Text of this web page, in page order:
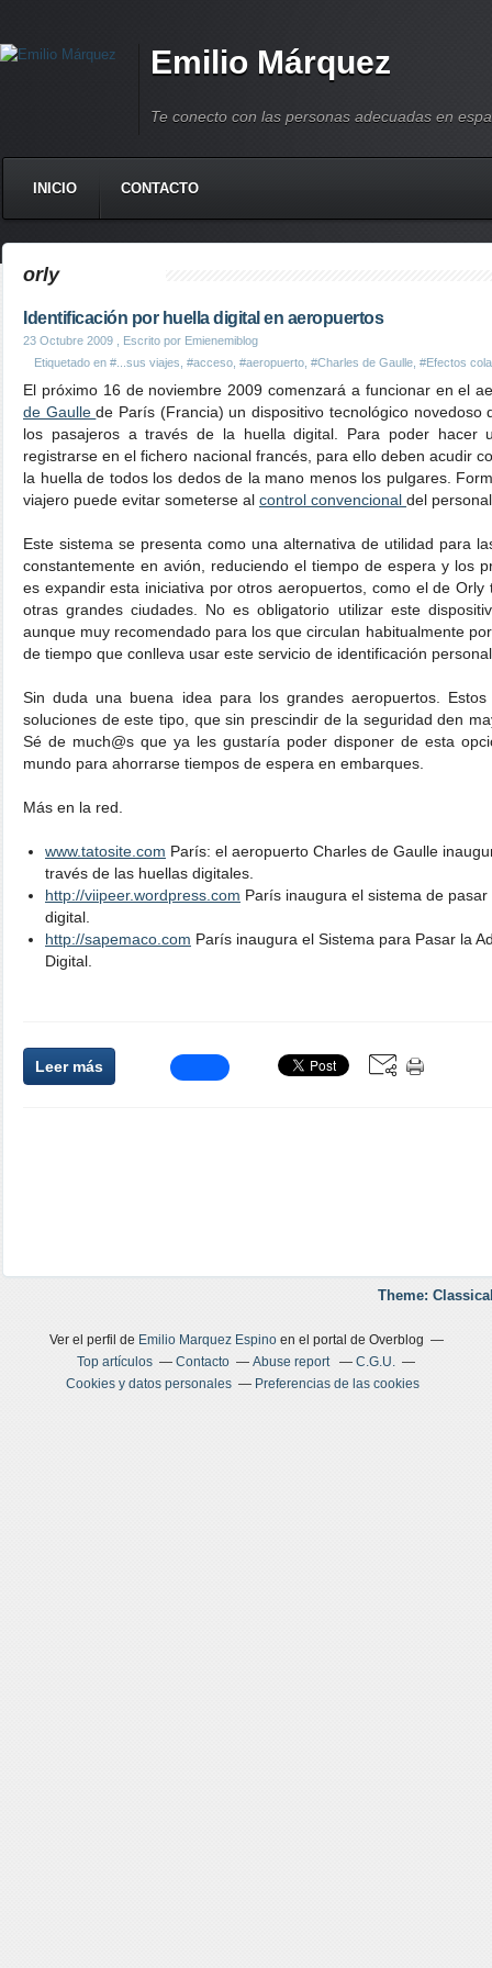
Emilio Márquez
Te conecto con las personas adecuadas en
INICIO CONTACTO
orly
Identificación por huella digital en aeropuertos
23 Octubre 2009 , Escrito por Emienemiblog
Etiquetado en #...sus viajes #acceso #aeropuerto #Charles de Gaulle #Efectos
El próximo 16 de noviembre 2009 comenzará a funcionar en el
de Gaullede París (Francia) un dispositivo tecnológico novedoso
los pasajeros a través de la huella digital. Para poder hacer
registrarse en el fichero nacional francés, para ello deben acudir
la huella de todos los dedos de la mano menos los pulgares.
viajero puede evitar someterse al control convencional del
Este sistema se presenta como una alternativa de utilidad para
constantemente en avión, reduciendo el tiempo de espera y los
es expandir esta iniciativa por otros aeropuertos, como el de
otras grandes ciudades. No es obligatorio utilizar este
aunque muy recomendado para los que circulan habitualmente
de tiempo que conlleva usar este servicio de identificación
Sin duda una buena idea para los grandes aeropuertos.
soluciones de este tipo, que sin prescindir de la seguridad den
Sé de much@s que ya les gustaría poder disponer de esta
mundo para ahorrarse tiempos de espera en embarques.
Más en la red.
www.tatosite.com París: el aeropuerto Charles de Gaulle
través de las huellas digitales.
http://viipeer.wordpress.com París inaugura el sistema de
digital.
http://sapemaco.com París inaugura el Sistema para Pasar la
Digital.
Leer más
Theme:
Ver el perfil de Emilio Marquez Espinoen el portal de Overblog
Top artículos
Contacto Abuse report
C.G.U.
Cookies y datos personales
Preferencias de las cookies